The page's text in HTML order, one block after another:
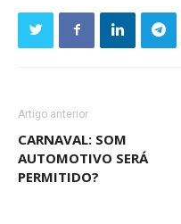
Artigo anterior
CARNAVAL: SOM
AUTOMOTIVO SERÁ
PERMITIDO?